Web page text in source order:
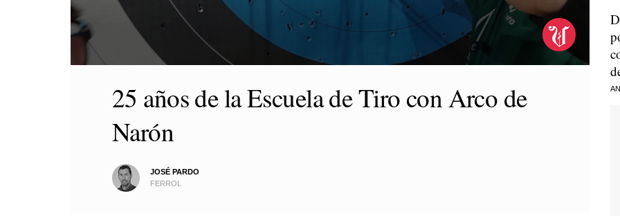
Volume
25 años de la Escuela de Tiro con Arco de
Narón
JOSÉ PARDO
FERROL